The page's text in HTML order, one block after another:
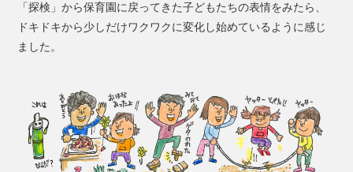
「探検」から保育園に戻ってきた子どもたちの表情をみたら、
ドキドキから少しだけワクワクに変化し始めているように感じ
ました。